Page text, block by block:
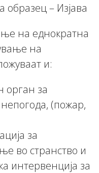
– Изјава
на еднократна
на
и:
орган за
(пожар,
за
во странство и
интервенција за